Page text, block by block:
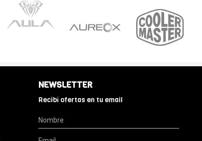
NEWSLETTER
Recibí ofertas en tu email